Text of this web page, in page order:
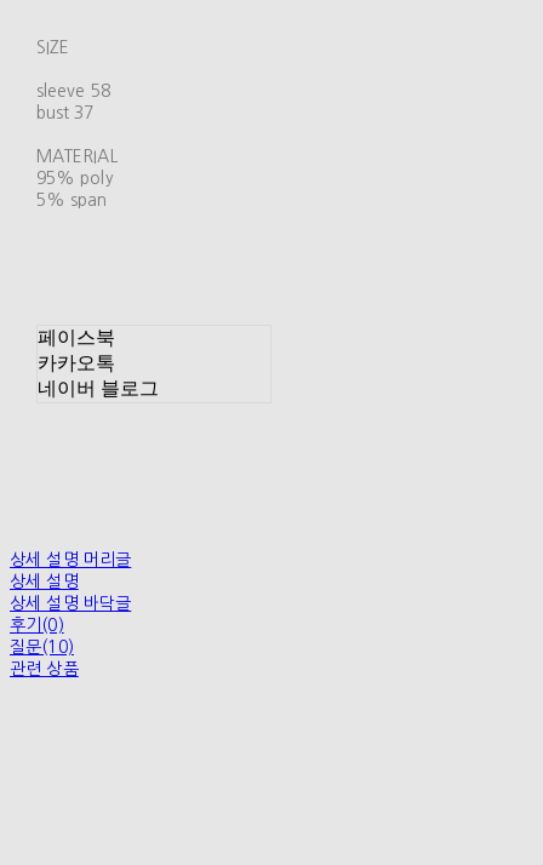
SIZE
sleeve 58
bust 37
MATERIAL
95% poly
5% span
페이스북
카카오톡
네이버 블로그
상세 설명 머리글
상세 설명
상세 설명 바닥글
후기(0)
질문(10)
관련 상품